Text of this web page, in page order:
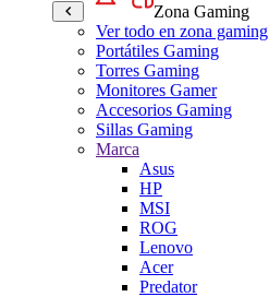
Zona Gaming
Ver todo en zona gaming
Portátiles Gaming
Torres Gaming
Monitores Gamer
Accesorios Gaming
Sillas Gaming
Marca
Asus
HP
MSI
ROG
Lenovo
Acer
Predator